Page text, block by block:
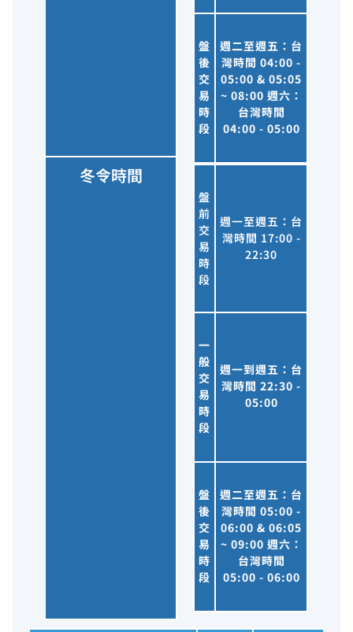
盤
後
交
易
時
段
週二至週五：台
灣時間 04:00 -
05:00 & 05:05
~ 08:00 週六：
台灣時間
04:00 - 05:00
冬令時間
盤
前
交
易
時
段
週一至週五：台
灣時間 17:00 -
22:30
一
般
交
易
時
段
週一到週五：台
灣時間 22:30 -
05:00
盤
後
交
易
時
段
週二至週五：台
灣時間 05:00 -
06:00 & 06:05
~ 09:00 週六：
台灣時間
05:00 - 06:00